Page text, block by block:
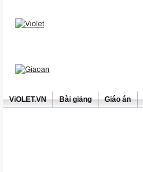
ViOLET.VN Bài giảng Giáo án